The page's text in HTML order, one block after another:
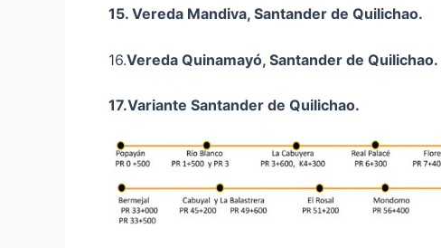
15. Vereda Mandiva, Santander de Quilichao.
16.Vereda Quinamayó, Santander de Quilichao.
17.Variante Santander de Quilichao.